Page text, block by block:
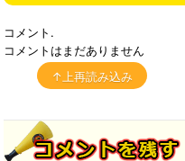
コメント.
コメントはまだありません
↑上再読み込み